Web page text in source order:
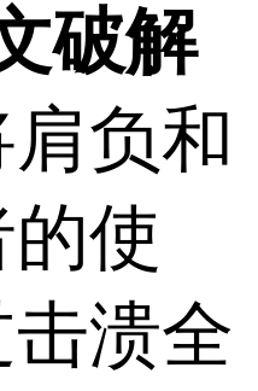
破解
负和
使
溃全